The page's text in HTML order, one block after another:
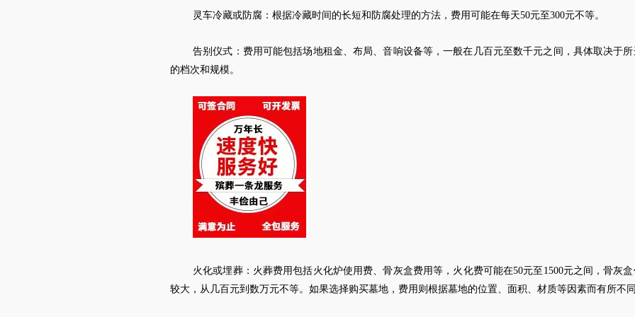
灵车冷藏或防腐：根据冷藏时间的长短和防腐处理的方法，费用可能在每天50元至300元不等。
告别仪式：费用可能包括场地租金、布局、音响设备等，一般在几百元至数千元之间，具体取决于
的档次和规模。
火化或埋葬：火葬费用包括火化炉使用费、骨灰盒费用等，火化费可能在50元至1500元之间，骨灰
较大，从几百元到数万元不等。如果选择购买墓地，费用则根据墓地的位置、面积、材质等因素而有所不同